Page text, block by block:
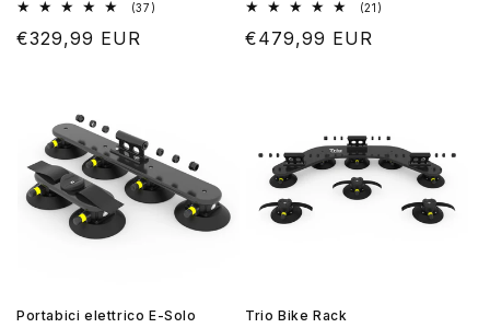
(37)
Prezzo
€329,99 EUR
(21)
Prezzo
€479,99 EUR
Portabici elettrico E-Solo Trio Bike Rack